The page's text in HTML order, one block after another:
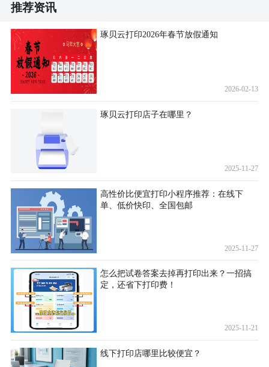
推荐资讯
琢贝云打印2026年春节放假通知
2026-02-13
琢贝云打印店子在哪里？
2025-11-27
高性价比便宜打印小程序推荐：在线下
单、低价快印、全国包邮
2025-11-27
怎么把试卷答案去掉再打印出来？一招搞
定，还省下打印费！
2025-11-21
线下打印店哪里比较便宜？